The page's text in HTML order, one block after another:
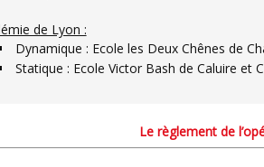
de Lyon :
Dynamique : Ecole les Deux Chênes de
Statique : Ecole Victor Bash de Caluire et
Le règlement de